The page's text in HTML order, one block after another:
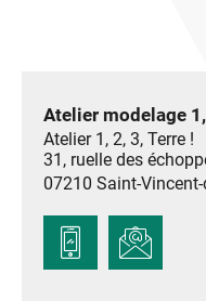
Atelier modelage
Atelier 1, 2, 3, Terre !
31, ruelle des
07210 Saint-